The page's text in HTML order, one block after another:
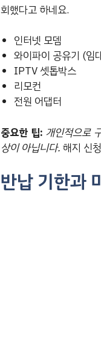
회했다고 하네요.
인터넷 모뎀
와이파이 공유기 (임
IPTV 셋톱박스
리모컨
전원 어댑터
중요한 팁: 개인적으로
상이 아닙니다. 해지 신
반납 기한과